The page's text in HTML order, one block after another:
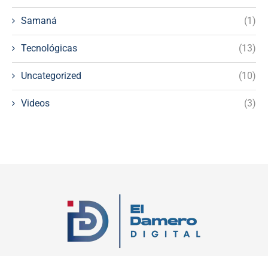
Samaná (1)
Tecnológicas (13)
Uncategorized (10)
Videos (3)